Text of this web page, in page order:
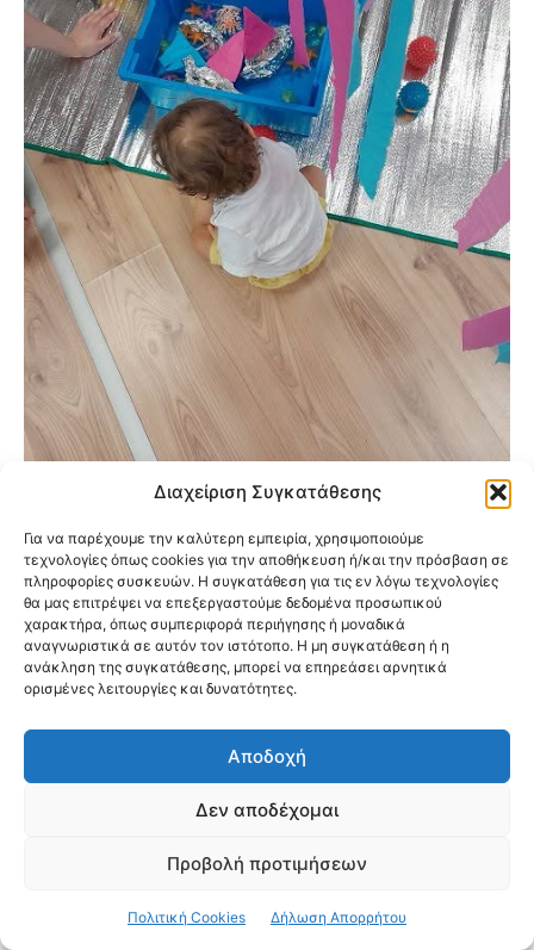
Διαχείριση Συγκατάθεσης
Για να παρέχουμε την καλύτερη εμπειρία, χρησιμοποιούμε
τεχνολογίες όπως cookies για την αποθήκευση ή/και την πρόσβαση σε
πληροφορίες συσκευών. Η συγκατάθεση για τις εν λόγω τεχνολογίες
θα μας επιτρέψει να επεξεργαστούμε δεδομένα προσωπικού
χαρακτήρα, όπως συμπεριφορά περιήγησης ή μοναδικά
αναγνωριστικά σε αυτόν τον ιστότοπο. Η μη συγκατάθεση ή η
ανάκληση της συγκατάθεσης, μπορεί να επηρεάσει αρνητικά
ορισμένες λειτουργίες και δυνατότητες.
Αποδοχή
Δεν αποδέχομαι
Προβολή προτιμήσεων
Πολιτική Cookies Δήλωση Απορρήτου
Δράση «Μάρσιπος» στη Νέα Φιλαδέλφεια:
Μωρά, βιβλία και χαμόγελα στη Δημοτική
Βιβλιοθήκη
Κάντε κλικ για να αποδεχτείτε cookies
εμπορικής προώθησης και να
ενεργοποιήσετε αυτό το περιεχόμενο